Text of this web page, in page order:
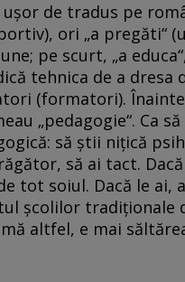
de tradus pe
ori „a pregăti“
pe scurt, „a educa“,
tehnica de a dresa
(formatori).
„pedagogie“. Ca
să ştii niţică
să ai tact.
tot soiul. Dacă le ai,
şcolilor tradiţionale
altfel, e mai